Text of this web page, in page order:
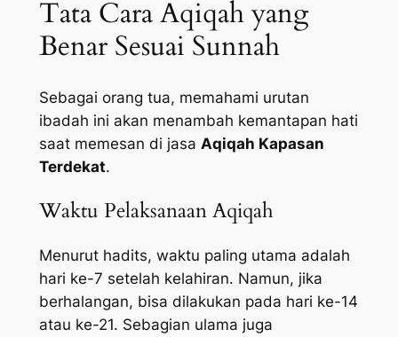
Tata Cara Aqiqah yang
Benar Sesuai Sunnah
Sebagai orang tua, memahami urutan
ibadah ini akan menambah kemantapan hati
saat memesan di jasa Aqiqah Kapasan
Terdekat.
Waktu Pelaksanaan Aqiqah
Menurut hadits, waktu paling utama adalah
hari ke-7 setelah kelahiran. Namun, jika
berhalangan, bisa dilakukan pada hari ke-14
atau ke-21. Sebagian ulama juga